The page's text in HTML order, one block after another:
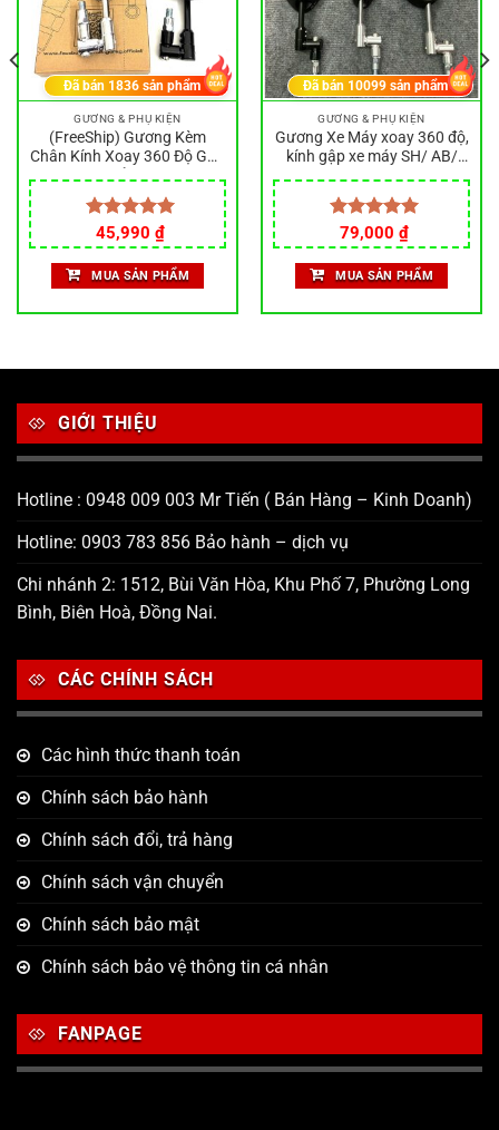
GƯƠNG & PHỤ KIỆN
(FreeShip) Gương Kèm
Chân Kính Xoay 360 Độ Gắn
Xe Máy mẩu AB Thông
Dụng Cho Nhiều Dòng Xe
Mã ST2
Được xếp
hạng5.00
5 sao
45,990 ₫
Đã bán 1836sản phẩm
MUA SẢN PHẨM
GƯƠNG & PHỤ KIỆN
Gương Xe Máy xoay 360 độ,
kính gập xe máy SH/ AB/
Exciter/Wave/Vision…, kèm
chân kính xoay
Được xếp
hạng5.00
5 sao
79,000 ₫
Đã bán 10099 sản phẩm
MUA SẢN PHẨM
GIỚI THIỆU
Hotline : 0948 009 003 Mr Tiến ( Bán Hàng – Kinh Doanh)
Hotline: 0903 783 856 Bảo hành – dịch vụ
Chi nhánh 2: 1512, Bùi Văn Hòa, Khu Phố 7, Phường Long
Bình, Biên Hoà, Đồng Nai.
CÁC CHÍNH SÁCH
Các hình thức thanh toán
Chính sách bảo hành
Chính sách đổi, trả hàng
Chính sách vận chuyển
Chính sách bảo mật
Chính sách bảo vệ thông tin cá nhân
FANPAGE